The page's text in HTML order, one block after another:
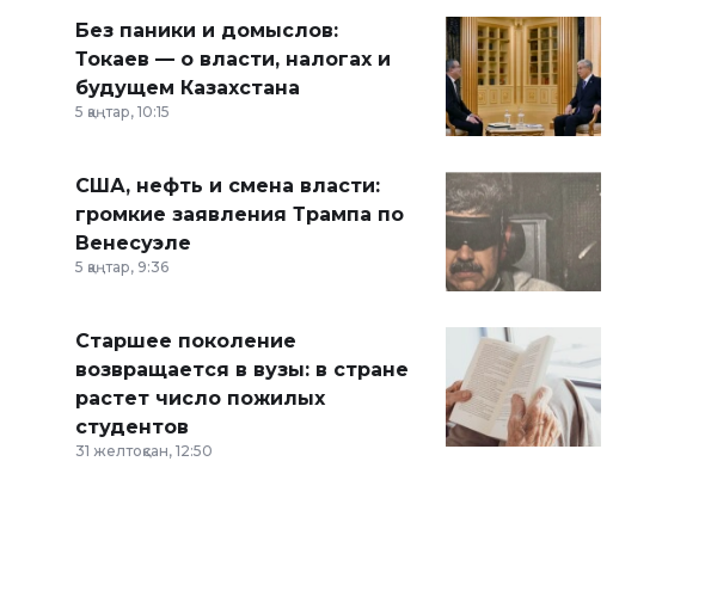
Без паники и домыслов:
Токаев — о власти, налогах и
будущем Казахстана
5 қаңтар, 10:15
США, нефть и смена власти:
громкие заявления Трампа по
Венесуэле
5 қаңтар, 9:36
Старшее поколение
возвращается в вузы: в стране
растет число пожилых
студентов
31 желтоқсан, 12:50